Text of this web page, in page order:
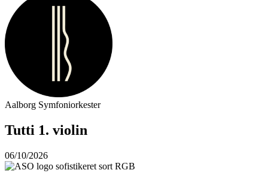
Aalborg Symfoniorkester
Tutti 1. violin
06/10/2026